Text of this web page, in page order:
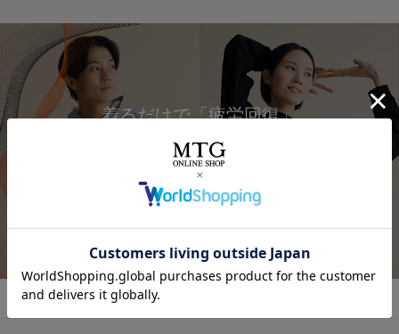
着るだけで「疲労回復」
詳しくはこちら
気になってた “リカバリーウェア”🛏
着るだけで「疲労回復」
子育てで毎日くたくたな身体を労わりたいけど時間がない
時に、
これは着るだけで、疲労回復できるらしいからすごい嬉し
着るだけで「疲労回復」ができるウェア！✨
お家でのまったり時間にも着れるし普通にお出かけコーデ
🩶筋肉のハリ・コリの緩和
🩶筋肉の疲れを軽減
日々の疲れを和らげてくれるんだって！